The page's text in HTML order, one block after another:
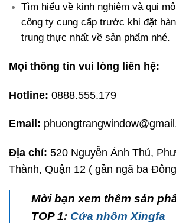
Tìm hiểu về kinh nghiệm và qui
công ty cung cấp trước khi đặt
trung thực nhất về sản phẩm nhé.
Mọi thông tin vui lòng liên hệ:
Hotline: 0888.555.179
Email:
Địa chỉ: 520 Nguyễn Ảnh Thủ,
Thành, Quận 12 ( gần ngã ba
Mời bạn xem thêm sản
TOP 1: Cửa nhôm Xingfa